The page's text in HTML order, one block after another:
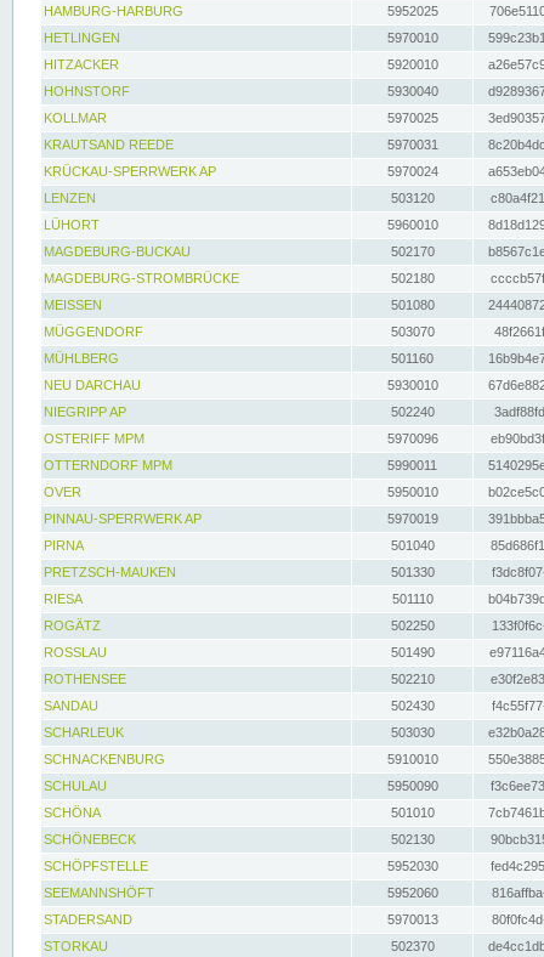
HAMBURG-HARBURG
5952025
HETLINGEN
5970010
HITZACKER
5920010
HOHNSTORF
5930040
KOLLMAR
5970025
KRAUTSAND REEDE
5970031
KRÜCKAU-SPERRWERK AP
5970024
LENZEN
503120
LÜHORT
5960010
MAGDEBURG-BUCKAU
502170
MAGDEBURG-STROMBRÜCKE
502180
MEISSEN
501080
MÜGGENDORF
503070
MÜHLBERG
501160
NEU DARCHAU
5930010
NIEGRIPP AP
502240
OSTERIFF MPM
5970096
OTTERNDORF MPM
5990011
OVER
5950010
PINNAU-SPERRWERK AP
5970019
PIRNA
501040
PRETZSCH-MAUKEN
501330
RIESA
501110
ROGÄTZ
502250
ROSSLAU
501490
ROTHENSEE
502210
SANDAU
502430
SCHARLEUK
503030
SCHNACKENBURG
5910010
SCHULAU
5950090
SCHÖNA
501010
SCHÖNEBECK
502130
SCHÖPFSTELLE
5952030
SEEMANNSHÖFT
5952060
STADERSAND
5970013
STORKAU
502370